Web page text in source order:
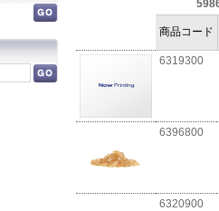
商品コード
6319300
6396800
6320900